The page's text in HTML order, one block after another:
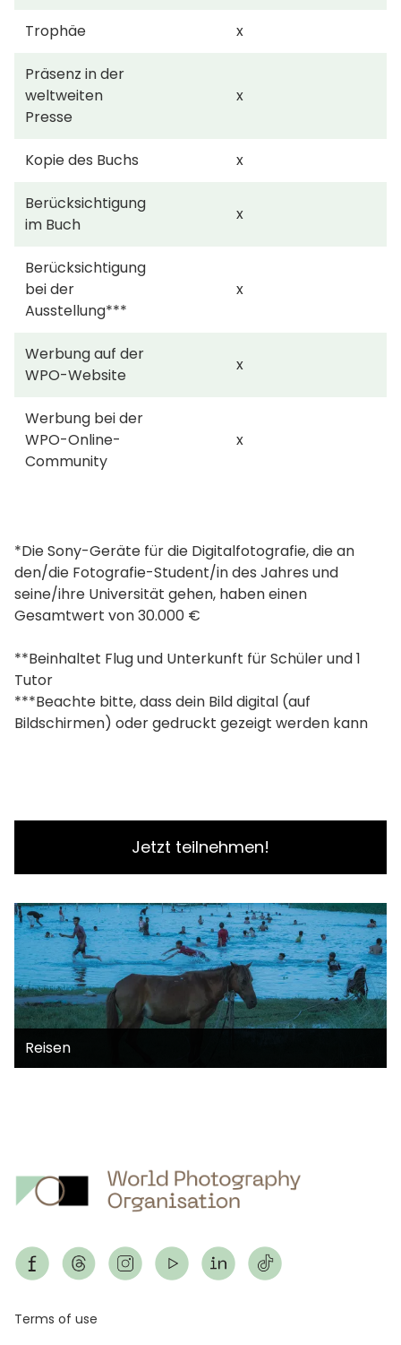
Trophäe x
Präsenz in der
weltweiten
Presse
x
Kopie des Buchs x
Berücksichtigung
im Buch
x
Berücksichtigung
bei der
Ausstellung***
x
Werbung auf der
WPO-Website
x
Werbung bei der
WPO-Online-
Community
x
*Die Sony-Geräte für die Digitalfotografie, die an
den/die Fotografie-Student/in des Jahres und
seine/ihre Universität gehen, haben einen
Gesamtwert von 30.000 €
**Beinhaltet Flug und Unterkunft für Schüler und 1
Tutor
***Beachte bitte, dass dein Bild digital (auf
Bildschirmen) oder gedruckt gezeigt werden kann
Jetzt teilnehmen!
Reisen
Footer
Terms of use